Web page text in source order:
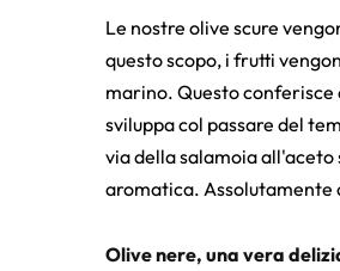
Le nostre olive scure
questo scopo, i frutti
marino. Questo conferisce
sviluppa col passare del
via della salamoia all'aceto
aromatica. Assolutamente
Olive nere, una vera